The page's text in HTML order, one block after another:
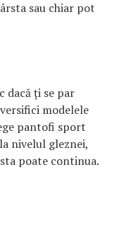
sau chiar pot
dacă ți se par
modelele
pantofi sport
nivelul gleznei,
poate continua.